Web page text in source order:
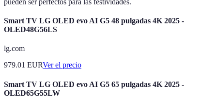
Smart TV LG OLED evo AI G5 48 pulgadas 4K 2025 -
OLED48G56LS
lg.com
979.01 EURVer el precio
Smart TV LG OLED evo AI G5 65 pulgadas 4K 2025 -
OLED65G55LW